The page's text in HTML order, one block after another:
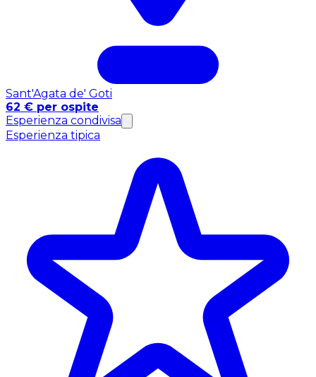
Sant'Agata de' Goti
62 € per ospite
Esperienza condivisa
Esperienza tipica